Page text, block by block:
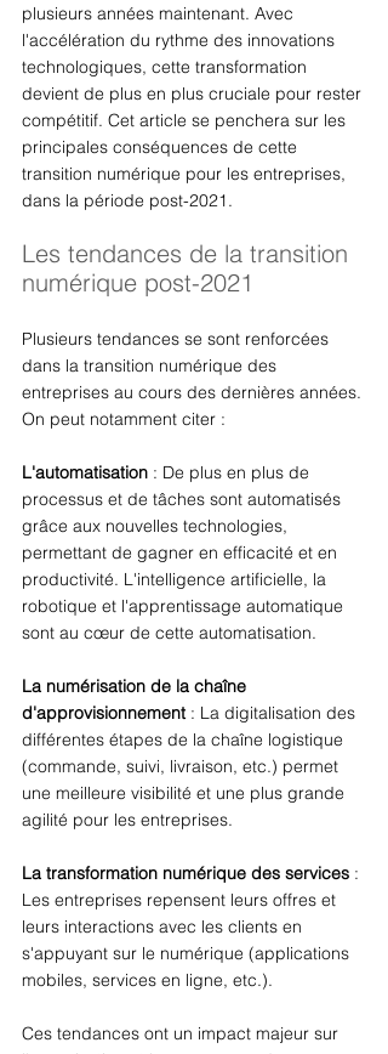
plusieurs années maintenant. Avec
l'accélération du rythme des innovations
technologiques, cette transformation
devient de plus en plus cruciale pour rester
compétitif. Cet article se penchera sur les
principales conséquences de cette
transition numérique pour les entreprises,
dans la période post-2021.
Les tendances de la transition
numérique post-2021
Plusieurs tendances se sont renforcées
dans la transition numérique des
entreprises au cours des dernières années.
On peut notamment citer :
L'automatisation : De plus en plus de
processus et de tâches sont automatisés
grâce aux nouvelles technologies,
permettant de gagner en efficacité et en
productivité. L'intelligence artificielle, la
robotique et l'apprentissage automatique
sont au cœur de cette automatisation.
La numérisation de la chaîne
d'approvisionnement : La digitalisation des
différentes étapes de la chaîne logistique
(commande, suivi, livraison, etc.) permet
une meilleure visibilité et une plus grande
agilité pour les entreprises.
La transformation numérique des services :
Les entreprises repensent leurs offres et
leurs interactions avec les clients en
s'appuyant sur le numérique (applications
mobiles, services en ligne, etc.).
Ces tendances ont un impact majeur sur